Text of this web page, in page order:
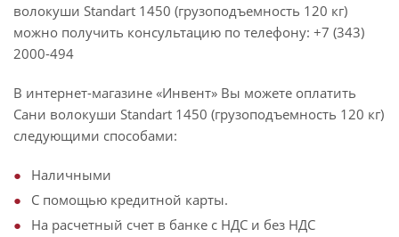
волокуши Standart 1450 (грузоподъемность 120 кг)
можно получить консультацию по телефону: +7 (343)
2000-494
В интернет-магазине «Инвент» Вы можете оплатить
Сани волокуши Standart 1450 (грузоподъемность 120 кг)
следующими способами:
Наличными
С помощью кредитной карты.
На расчетный счет в банке с НДС и без НДС